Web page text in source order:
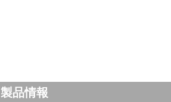
製品情報